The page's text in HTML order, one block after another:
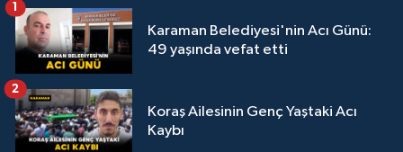
Karaman Belediyesi'nin Acı Günü:
49 yaşında vefat etti
1
Koraş Ailesinin Genç Yaştaki Acı
Kaybı
2